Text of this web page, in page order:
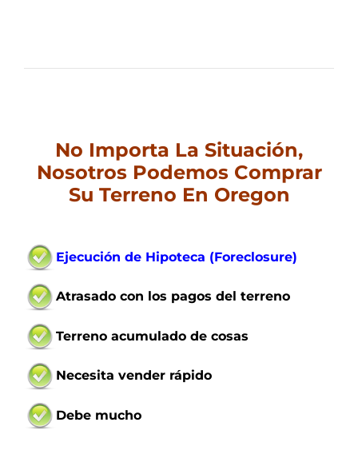
No Importa La Situación,
Nosotros Podemos Comprar
Su Terreno En Oregon
Ejecución de Hipoteca (Foreclosure)
Atrasado con los pagos del terreno
Terreno acumulado de cosas
Necesita vender rápido
Debe mucho